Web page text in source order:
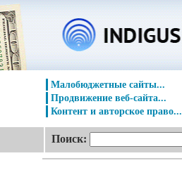
Малобюджетные сайты...
Продвижение веб-сайта...
Контент и авторское право...
Поиск: